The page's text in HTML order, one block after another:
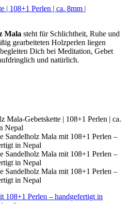
| 108+1 Perlen | ca. 8mm |
Mala steht für Schlichtheit, Ruhe und
gearbeiteten Holzperlen liegen
Dich bei Meditation, Gebet
und natürlich.